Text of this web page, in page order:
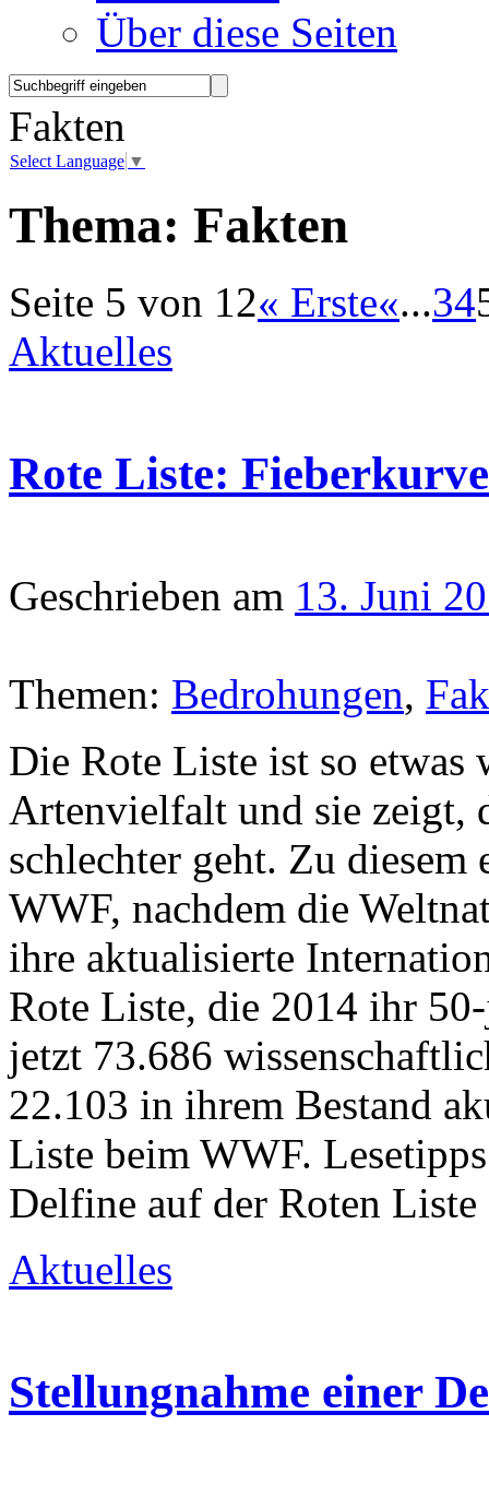
Über diese Seiten
Fakten
Select Language ▼
Thema: Fakten
Seite 5 von 12« Erste«...34
Aktuelles
Rote Liste:
Geschrieben am 13. Juni
Themen: Bedrohungen,
Die Rote Liste ist so etwas
Artenvielfalt und sie zeigt,
schlechter geht. Zu
WWF, nachdem die
ihre aktualisierte
Rote Liste, die 2014 ihr
jetzt 73.686
22.103 in ihrem Bestand
Liste beim WWF.
Delfine auf der Roten
Aktuelles
Stellungnahme einer